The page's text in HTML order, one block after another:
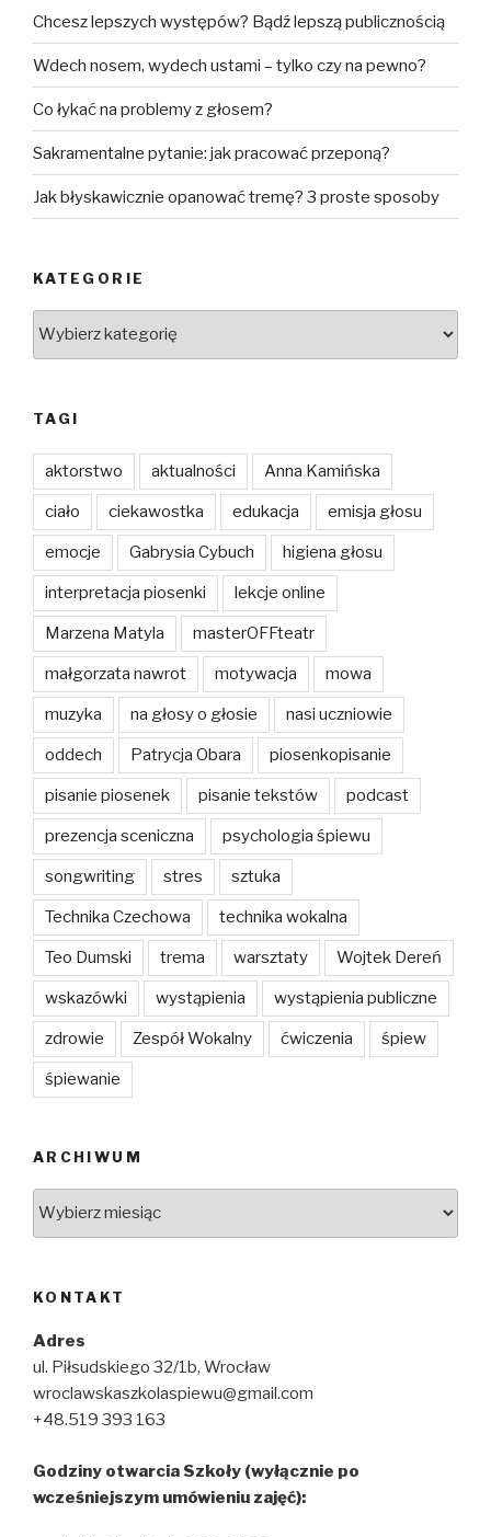
Chcesz lepszych występów? Bądź lepszą publicznością
Wdech nosem, wydech ustami – tylko czy na pewno?
Co łykać na problemy z głosem?
Sakramentalne pytanie: jak pracować przeponą?
Jak błyskawicznie opanować tremę? 3 proste sposoby
KATEGORIE
TAGI
aktorstwo aktualności Anna Kamińska
ciało ciekawostka edukacja emisja głosu
emocje Gabrysia Cybuch higiena głosu
interpretacja piosenki lekcje online
Marzena Matyla masterOFFteatr
małgorzata nawrot motywacja mowa
muzyka na głosy o głosie nasi uczniowie
oddech Patrycja Obara piosenkopisanie
pisanie piosenek pisanie tekstów podcast
prezencja sceniczna psychologia śpiewu
songwriting stres sztuka
Technika Czechowa technika wokalna
Teo Dumski trema warsztaty Wojtek Dereń
wskazówki wystąpienia wystąpienia publiczne
zdrowie Zespół Wokalny ćwiczenia śpiew
śpiewanie
ARCHIWUM
KONTAKT
Adres
ul. Piłsudskiego 32/1b, Wrocław
wroclawskaszkolaspiewu@gmail.com
+48.519 393 163
Godziny otwarcia Szkoły (wyłącznie po
wcześniejszym umówieniu zajęć):